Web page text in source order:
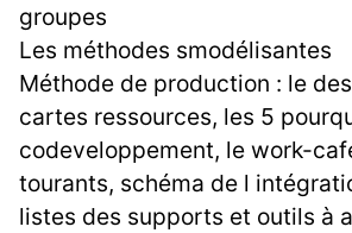
groupes
Les méthodes smodélisantes
Méthode de production : le
cartes ressources, les 5
codeveloppement, le work-
tourants, schéma de l
listes des supports et outils à